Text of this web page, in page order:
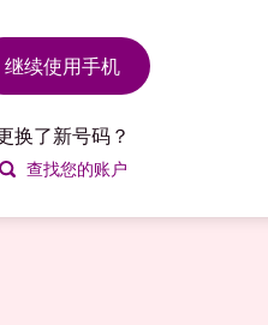
继续使用手机
换了新号码？
查找您的账户